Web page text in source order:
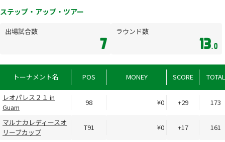
ステップ・アップ・ツアー
出場試合数
7
ラウンド数
13.0
トーナメント名 POS MONEY SCORE TOTAL
レオパレス２１ in
Guam
98 ¥0 +29 173
マルナカレディースオ
リーブカップ
T91 ¥0 +17 161